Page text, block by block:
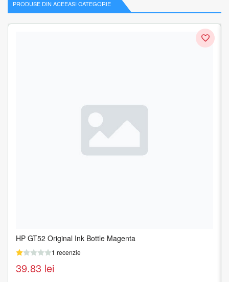
PRODUSE DIN ACEEASI CATEGORIE
HP GT52 Original Ink Bottle Magenta
1 recenzie
39.83 lei
HP GT52 Original Ink Bottle Yellow
1 recenzie
39.83 lei